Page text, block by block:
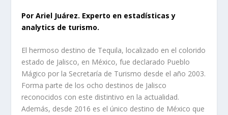
Por Ariel Juárez. Experto en estadísticas y
analytics de turismo.
El hermoso destino de Tequila, localizado en el colorido
estado de Jalisco, en México, fue declarado Pueblo
Mágico por la Secretaría de Turismo desde el año 2003.
Forma parte de los ocho destinos de Jalisco
reconocidos con este distintivo en la actualidad.
Además, desde 2016 es el único destino de México que